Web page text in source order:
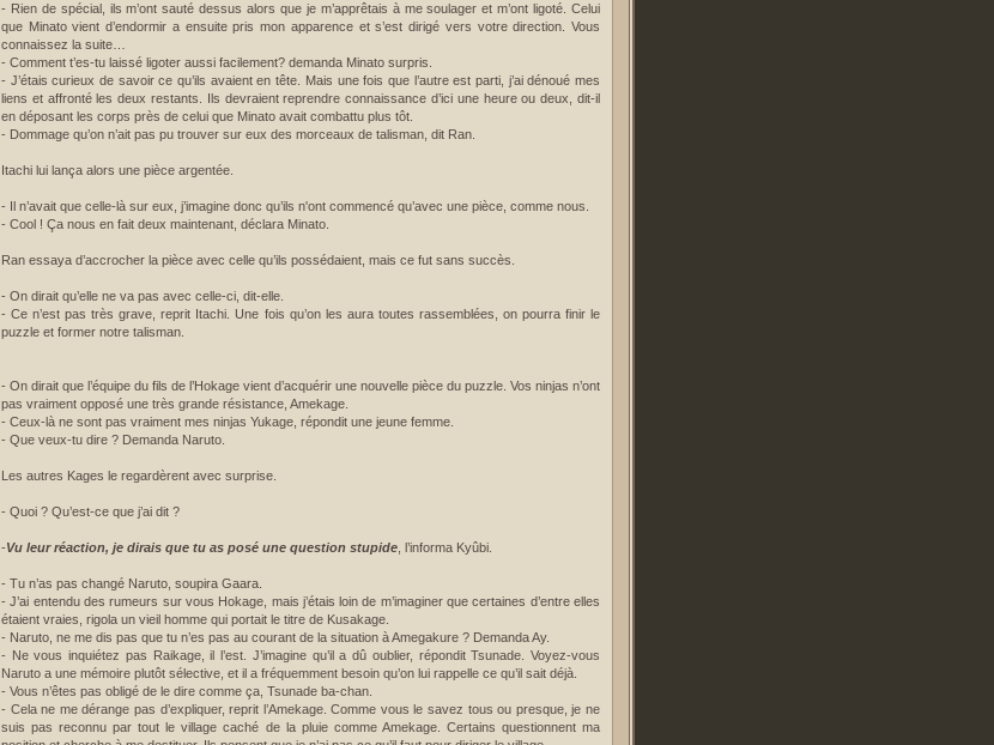
- Rien de spécial, ils m’ont sauté dessus alors que je m’apprêtais à me soulager et m’ont ligoté. Celui
que Minato vient d’endormir a ensuite pris mon apparence et s’est dirigé vers votre direction. Vous
connaissez la suite…
- Comment t’es-tu laissé ligoter aussi facilement? demanda Minato surpris.
- J’étais curieux de savoir ce qu’ils avaient en tête. Mais une fois que l’autre est parti, j’ai dénoué mes
liens et affronté les deux restants. Ils devraient reprendre connaissance d’ici une heure ou deux, dit-il
en déposant les corps près de celui que Minato avait combattu plus tôt.
- Dommage qu’on n’ait pas pu trouver sur eux des morceaux de talisman, dit Ran.
Itachi lui lança alors une pièce argentée.
- Il n’avait que celle-là sur eux, j’imagine donc qu’ils n'ont commencé qu’avec une pièce, comme nous.
- Cool ! Ça nous en fait deux maintenant, déclara Minato.
Ran essaya d’accrocher la pièce avec celle qu’ils possédaient, mais ce fut sans succès.
- On dirait qu’elle ne va pas avec celle-ci, dit-elle.
- Ce n’est pas très grave, reprit Itachi. Une fois qu’on les aura toutes rassemblées, on pourra finir le
puzzle et former notre talisman.
- On dirait que l’équipe du fils de l’Hokage vient d’acquérir une nouvelle pièce du puzzle. Vos ninjas n’ont
pas vraiment opposé une très grande résistance, Amekage.
- Ceux-là ne sont pas vraiment mes ninjas Yukage, répondit une jeune femme.
- Que veux-tu dire ? Demanda Naruto.
Les autres Kages le regardèrent avec surprise.
- Quoi ? Qu’est-ce que j’ai dit ?
-Vu leur réaction, je dirais que tu as posé une question stupide , l’informa Kyûbi.
- Tu n’as pas changé Naruto, soupira Gaara.
- J’ai entendu des rumeurs sur vous Hokage, mais j’étais loin de m’imaginer que certaines d’entre elles
étaient vraies, rigola un vieil homme qui portait le titre de Kusakage.
- Naruto, ne me dis pas que tu n’es pas au courant de la situation à Amegakure ? Demanda Ay.
- Ne vous inquiétez pas Raikage, il l’est. J’imagine qu’il a dû oublier, répondit Tsunade. Voyez-vous
Naruto a une mémoire plutôt sélective, et il a fréquemment besoin qu’on lui rappelle ce qu’il sait déjà.
- Vous n’êtes pas obligé de le dire comme ça, Tsunade ba-chan.
- Cela ne me dérange pas d’expliquer, reprit l’Amekage. Comme vous le savez tous ou presque, je ne
suis pas reconnu par tout le village caché de la pluie comme Amekage. Certains questionnent ma